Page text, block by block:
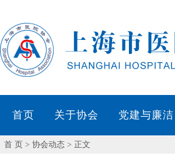
首 页 > 协会动态 > 正文